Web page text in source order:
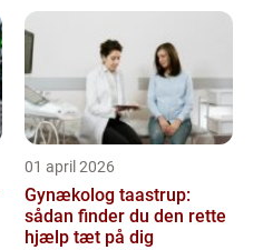
01 april 2026
Gynækolog taastrup:
sådan finder du den rette
hjælp tæt på dig